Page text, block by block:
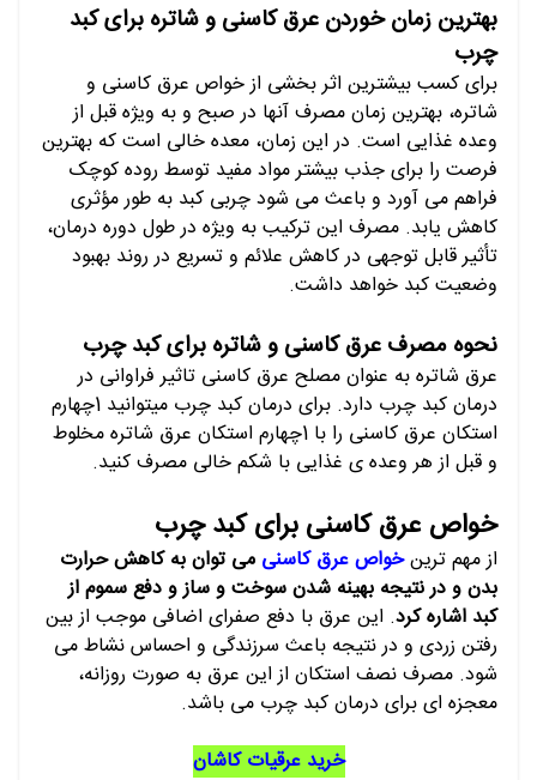
بهترین زمان خوردن عرق کاسنی و شاتره برای کبد
چرب
برای کسب بیشترین اثر بخشی از خواص عرق کاسنی و
شاتره، بهترین زمان مصرف آنها در صبح و به ویژه قبل از
وعده غذایی است. در این زمان، معده خالی است که بهترین
فرصت را برای جذب بیشتر مواد مفید توسط روده کوچک
فراهم می آورد و باعث می شود چربی کبد به طور مؤثری
کاهش یابد. مصرف این ترکیب به ویژه در طول دوره درمان،
تأثیر قابل توجهی در کاهش علائم و تسریع در روند بهبود
وضعیت کبد خواهد داشت.
نحوه مصرف عرق کاسنی و شاتره برای کبد چرب
عرق شاتره به عنوان مصلح عرق کاسنی تاثیر فراوانی در
درمان کبد چرب دارد. برای درمان کبد چرب میتوانید 1چهارم
استکان عرق کاسنی را با 1چهارم استکان عرق شاتره مخلوط
و قبل از هر وعده ی غذایی با شکم خالی مصرف کنید.
خواص عرق کاسنی برای کبد چرب
از مهم ترینخواص عرق کاسنی می توان به کاهش حرارت
بدن و در نتیجه بهینه شدن سوخت و ساز و دفع سموم از
کبد اشاره کرد. این عرق با دفع صفرای اضافی موجب از بین
رفتن زردی و در نتیجه باعث سرزندگی و احساس نشاط می
شود. مصرف نصف استکان از این عرق به صورت روزانه،
معجزه ای برای درمان کبد چرب می باشد.
خرید عرقیات کاشان